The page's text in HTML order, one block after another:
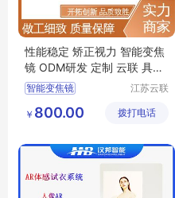
性能稳定 矫正视力 智能变焦
镜 ODM研发 定制 云联 具体
洽谈
智能变焦镜
动态屈光训练镜
智能自动变焦镜
江苏云联
装备有限
￥ 800.00 拨打电话